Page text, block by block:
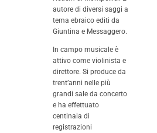
autore di diversi saggi a
tema ebraico editi da
Giuntina e Messaggero.
In campo musicale è
attivo come violinista e
direttore. Si produce da
trent’anni nelle più
grandi sale da concerto
e ha effettuato
centinaia di
registrazioni